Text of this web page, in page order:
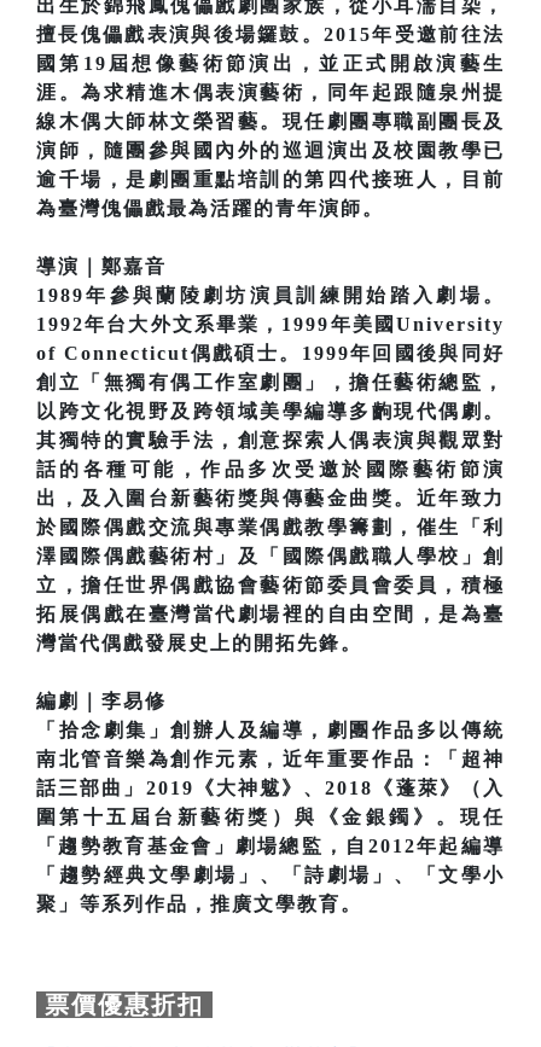
出生於錦飛鳳傀儡戲劇團家族，從小耳濡目染，
擅長傀儡戲表演與後場鑼鼓。2015年受邀前往法
國第19屆想像藝術節演出，並正式開啟演藝生
涯。為求精進木偶表演藝術，同年起跟隨泉州提
線木偶大師林文榮習藝。現任劇團專職副團長及
演師，隨團參與國內外的巡迴演出及校園教學已
逾千場，是劇團重點培訓的第四代接班人，目前
為臺灣傀儡戲最為活躍的青年演師。
導演｜鄭嘉音
1989年參與蘭陵劇坊演員訓練開始踏入劇場。
1992年台大外文系畢業，1999年美國University
of Connecticut偶戲碩士。1999年回國後與同好
創立「無獨有偶工作室劇團」，擔任藝術總監，
以跨文化視野及跨領域美學編導多齣現代偶劇。
其獨特的實驗手法，創意探索人偶表演與觀眾對
話的各種可能，作品多次受邀於國際藝術節演
出，及入圍台新藝術獎與傳藝金曲獎。近年致力
於國際偶戲交流與專業偶戲教學籌劃，催生「利
澤國際偶戲藝術村」及「國際偶戲職人學校」創
立，擔任世界偶戲協會藝術節委員會委員，積極
拓展偶戲在臺灣當代劇場裡的自由空間，是為臺
灣當代偶戲發展史上的開拓先鋒。
編劇｜李易修
「拾念劇集」創辦人及編導，劇團作品多以傳統
南北管音樂為創作元素，近年重要作品：「超神
話三部曲」2019《大神魃》、2018《蓬萊》（入
圍第十五屆台新藝術獎）與《金銀鐲》。現任
「趨勢教育基金會」劇場總監，自2012年起編導
「趨勢經典文學劇場」、「詩劇場」、「文學小
聚」等系列作品，推廣文學教育。
票價優惠折扣